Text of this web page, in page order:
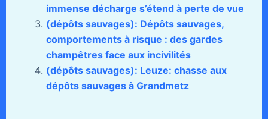
immense décharge s’étend à perte de vue
(dépôts sauvages): Dépôts sauvages,
comportements à risque : des gardes
champêtres face aux incivilités
(dépôts sauvages): Leuze: chasse aux
dépôts sauvages à Grandmetz